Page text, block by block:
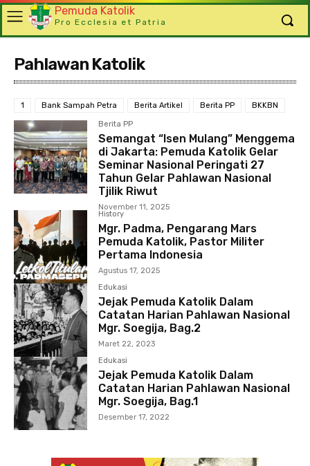
Pemuda Katolik
Pro Ecclesia et Patria
Pahlawan Katolik
1 Bank Sampah Petra Berita Artikel Berita PP BKKBN
Berita PP
Semangat “Isen Mulang” Menggema
di Jakarta: Pemuda Katolik Gelar
Seminar Nasional Peringati 27
Tahun Gelar Pahlawan Nasional
Tjilik Riwut
November 11, 2025
History
Mgr. Padma, Pengarang Mars
Pemuda Katolik, Pastor Militer
Pertama Indonesia
Agustus 17, 2025
Edukasi
Jejak Pemuda Katolik Dalam
Catatan Harian Pahlawan Nasional
Mgr. Soegija, Bag.2
Maret 22, 2023
Edukasi
Jejak Pemuda Katolik Dalam
Catatan Harian Pahlawan Nasional
Mgr. Soegija, Bag.1
Desember 17, 2022